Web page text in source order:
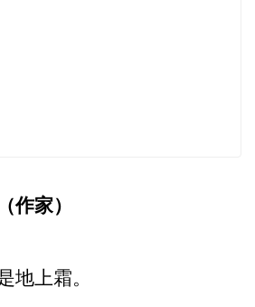
作家）
地上霜。